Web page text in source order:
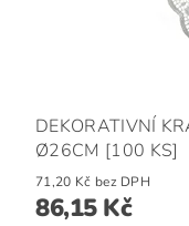
DEKORATIVNÍ
Ø26CM [100 KS]
71,20 Kč bez DPH
86,15 Kč